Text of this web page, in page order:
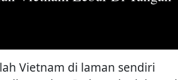
Vietnam di laman sendiri